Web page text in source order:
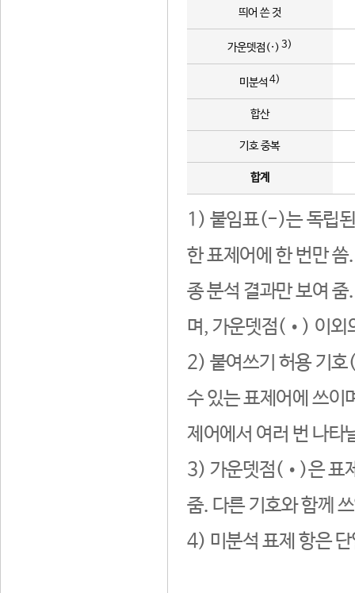
띄어 쓴 것
가운뎃점(·) 3)
미분석 4)
합산
기호 중복
합계
1) 붙임표(-)는 독립된
한 표제어에 한 번만
종 분석 결과만 보여
며, 가운뎃점(•) 이외
2) 붙여쓰기 허용 기호
수 있는 표제어에 쓰이
제어에서 여러 번 나타
3) 가운뎃점(•)은 표
줌. 다른 기호와 함께
4) 미분석 표제 항은